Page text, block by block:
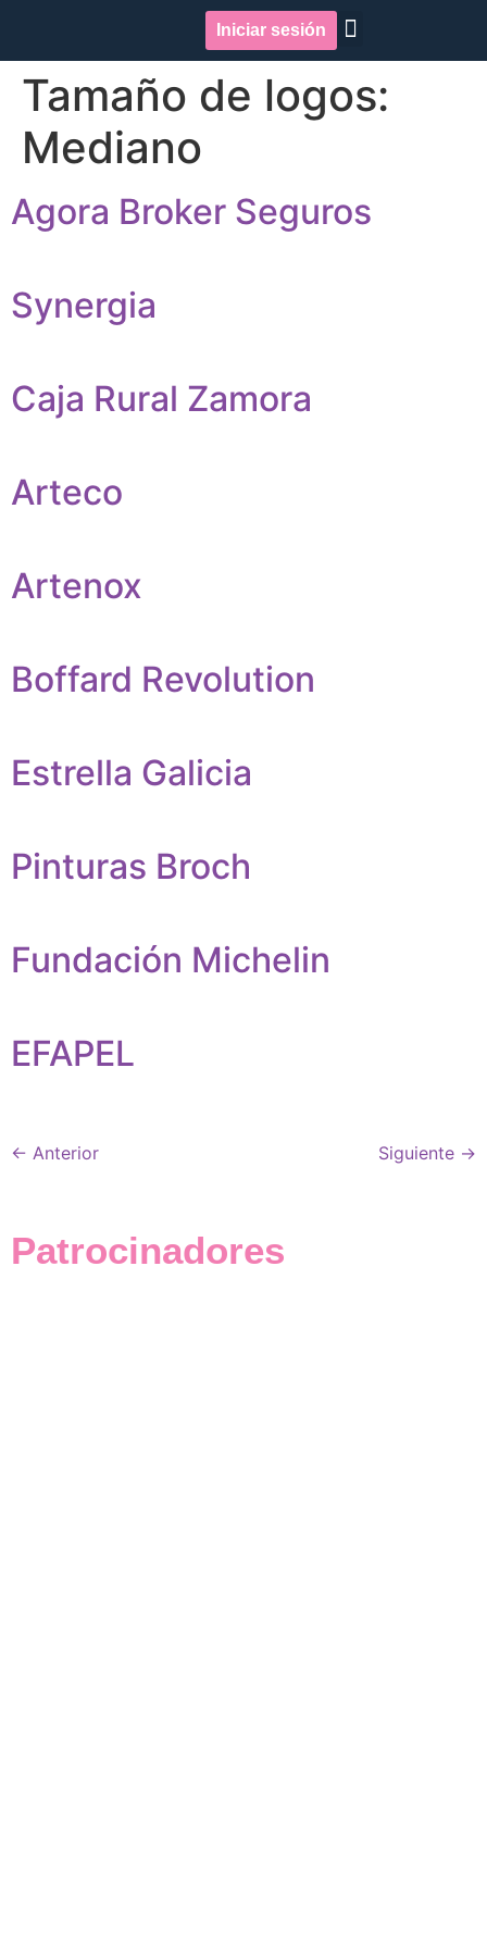
Iniciar sesión
Tamaño de logos:
Mediano
Agora Broker Seguros
Synergia
Caja Rural Zamora
Arteco
Artenox
Boffard Revolution
Estrella Galicia
Pinturas Broch
Fundación Michelin
EFAPEL
← Anterior Siguiente →
Patrocinadores